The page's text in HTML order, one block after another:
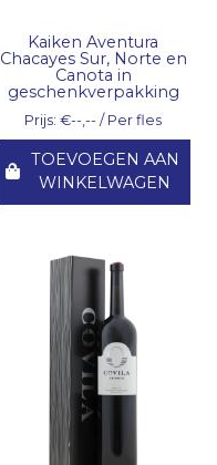
Kaiken Aventura
Chacayes Sur, Norte en
Canota in
geschenkverpakking
Prijs: €--,-- / Per fles
TOEVOEGEN AAN
WINKELWAGEN